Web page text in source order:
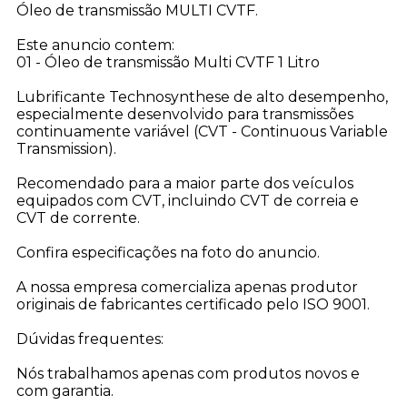
Óleo de transmissão MULTI CVTF.
Este anuncio contem:
01 - Óleo de transmissão Multi CVTF 1 Litro
Lubrificante Technosynthese de alto desempenho,
especialmente desenvolvido para transmissões
continuamente variável (CVT - Continuous Variable
Transmission).
Recomendado para a maior parte dos veículos
equipados com CVT, incluindo CVT de correia e
CVT de corrente.
Confira especificações na foto do anuncio.
A nossa empresa comercializa apenas produtor
originais de fabricantes certificado pelo ISO 9001.
Dúvidas frequentes:
Nós trabalhamos apenas com produtos novos e
com garantia.